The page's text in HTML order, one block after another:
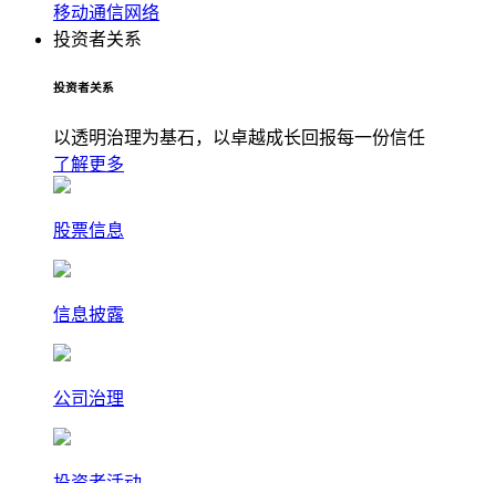
移动通信网络
投资者关系
投资者关系
以透明治理为基石，以卓越成长回报每一份信任
了解更多
股票信息
信息披露
公司治理